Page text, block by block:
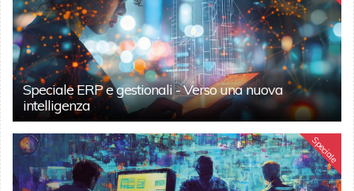
Speciale ERP e gestionali - Verso una nuova
intelligenza
Speciale